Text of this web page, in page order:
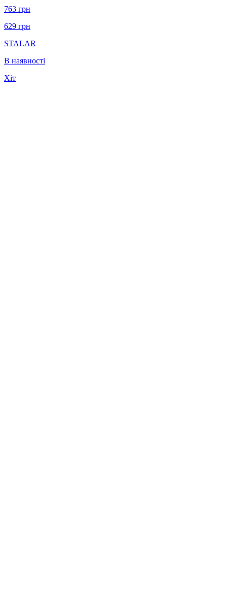
763 грн
629 грн
STALAR
В наявності
Хіт